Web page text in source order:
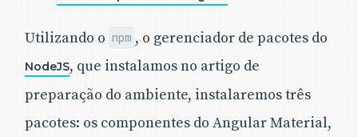
Utilizando o npm , o gerenciador de pacotes do
NodeJS, que instalamos no artigo de
preparação do ambiente, instalaremos três
pacotes: os componentes do Angular Material,